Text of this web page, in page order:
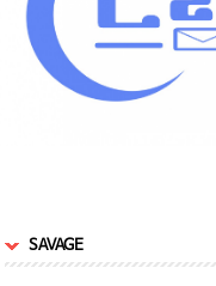
SAVAGE